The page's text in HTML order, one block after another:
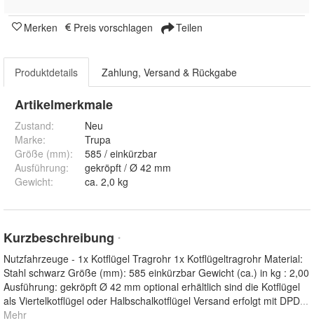
Merken Preis vorschlagen Teilen
Produktdetails Zahlung, Versand & Rückgabe
Artikelmerkmale
Zustand:
Neu
Marke:
Trupa
Größe (mm):
585 / einkürzbar
Ausführung:
gekröpft / Ø 42 mm
Gewicht: ca. 2,0 kg
Kurzbeschreibung *
Nutzfahrzeuge - 1x Kotflügel Tragrohr 1x Kotflügeltragrohr Material:
Stahl schwarz Größe (mm): 585 einkürzbar Gewicht (ca.) in kg : 2,00
Ausführung: gekröpft Ø 42 mm optional erhältlich sind die Kotflügel
als Viertelkotflügel oder Halbschalkotflügel Versand erfolgt mit DPD...
Mehr